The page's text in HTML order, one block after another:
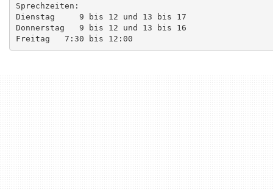
Sprechzeiten:
Dienstag     9 bis 12 und 13 bis 17
Donnerstag   9 bis 12 und 13 bis 16
Freitag   7:30 bis 12:00